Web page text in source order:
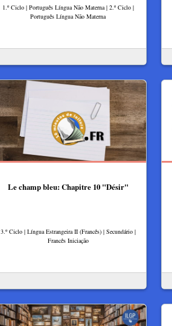
1.º Ciclo | Português Língua Não Materna | 2.º Ciclo |
Português Língua Não Materna
Le champ bleu: Chapitre 10 "Désir"
3.º Ciclo | Língua Estrangeira II (Francês) | Secundário |
Francês Iniciação